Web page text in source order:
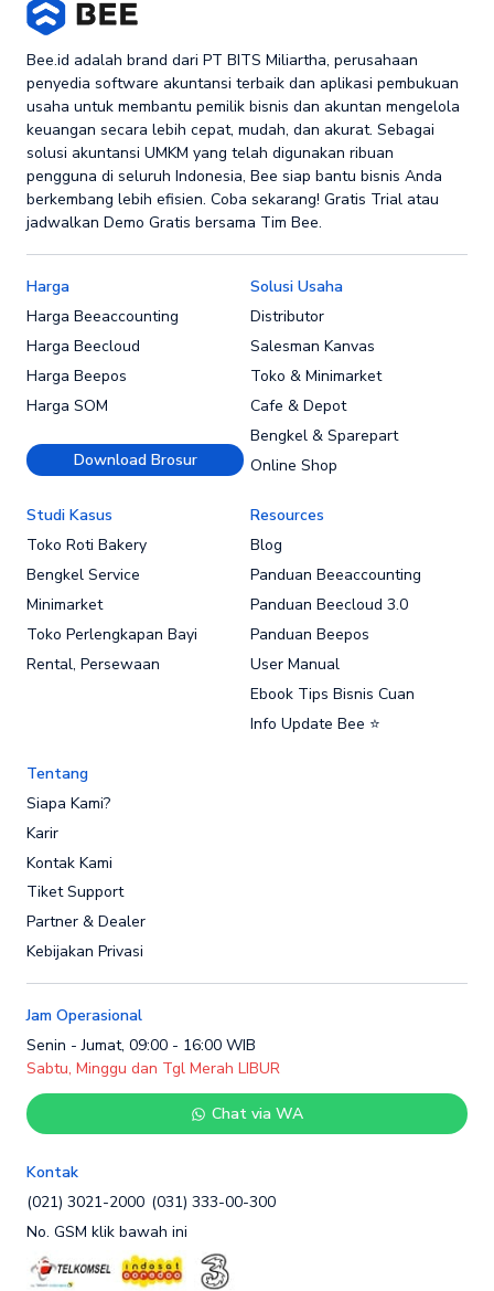
Bee.id adalah brand dari PT BITS Miliartha, perusahaan
penyedia software akuntansi terbaik dan aplikasi pembukuan
usaha untuk membantu pemilik bisnis dan akuntan mengelola
keuangan secara lebih cepat, mudah, dan akurat. Sebagai
solusi akuntansi UMKM yang telah digunakan ribuan
pengguna di seluruh Indonesia, Bee siap bantu bisnis Anda
berkembang lebih efisien. Coba sekarang! Gratis Trial atau
jadwalkan Demo Gratis bersama Tim Bee.
Harga
Harga Beeaccounting
Harga Beecloud
Harga Beepos
Harga SOM
Download Brosur
Solusi Usaha
Distributor
Salesman Kanvas
Toko & Minimarket
Cafe & Depot
Bengkel & Sparepart
Online Shop
Studi Kasus
Toko Roti Bakery
Bengkel Service
Minimarket
Toko Perlengkapan Bayi
Rental, Persewaan
Resources
Blog
Panduan Beeaccounting
Panduan Beecloud 3.0
Panduan Beepos
User Manual
Ebook Tips Bisnis Cuan
Info Update Bee ⭐
Tentang
Siapa Kami?
Karir
Kontak Kami
Tiket Support
Partner & Dealer
Kebijakan Privasi
Jam Operasional
Senin - Jumat, 09:00 - 16:00 WIB
Sabtu, Minggu dan Tgl Merah LIBUR
Chat via WA
Kontak
(021) 3021-2000 (031) 333-00-300
No. GSM klik bawah ini